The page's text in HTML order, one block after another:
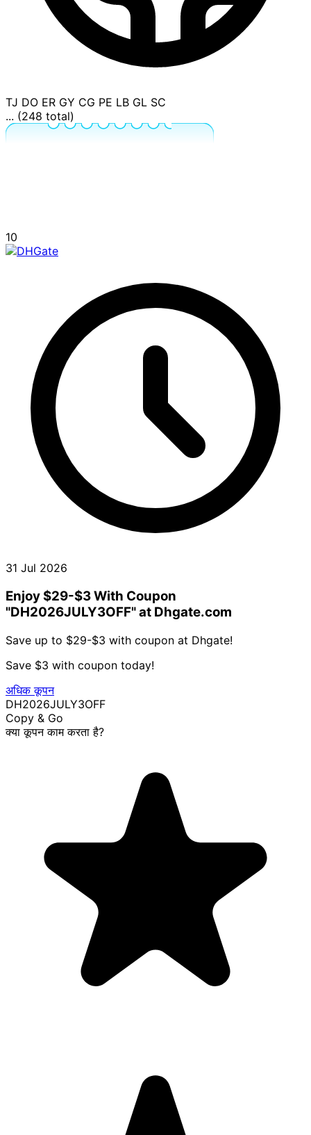
TJ DO ER GY CG PE LB GL SC
... (248 total)
10
31 Jul 2026
Enjoy $29-$3 With Coupon
"DH2026JULY3OFF" at Dhgate.com
Save up to $29-$3 with coupon at Dhgate!
Save $3 with coupon today!
अधिक कूपन
DH2026JULY3OFF
Copy & Go
क्या कूपन काम करता है?